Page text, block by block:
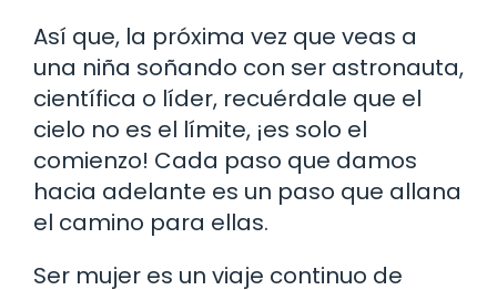
Así que, la próxima vez que veas a
una niña soñando con ser astronauta,
científica o líder, recuérdale que el
cielo no es el límite, ¡es solo el
comienzo! Cada paso que damos
hacia adelante es un paso que allana
el camino para ellas.
Ser mujer es un viaje continuo de